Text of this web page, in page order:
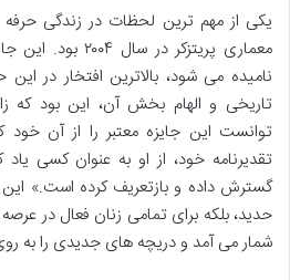
یکی از مهم ترین لحظات در زندگی حرفه
معماری پریتزکر در
نامیده می شود، بالاترین افتخار در
تاریخی و الهام بخش آن، این بود که
توانست این جایزه معتبر را از آن خود
تقدیرنامه خود، از او به عنوان کسی
گسترش داده و بازتعریف کرده است.»
حدید، بلکه برای تمامی زنان فعال در
شمار می آمد و دریچه های جدیدی را به